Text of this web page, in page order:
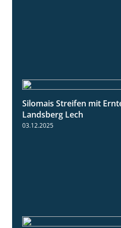
Silomais Streifen mit
Landsberg Lech
03.12.2025